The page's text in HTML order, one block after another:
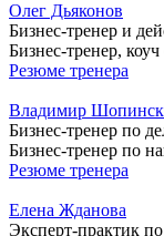
Олег Дьяконов
Бизнес-тренер и
Бизнес-тренер,
Резюме тренера
Владимир
Бизнес-тренер по
Бизнес-тренер по
Резюме тренера
Елена Жданова
Эксперт-практик